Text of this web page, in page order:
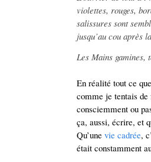
violettes, rouges,
salissures sont
jusqu’au cou après
Les Mains gamines,
En réalité tout ce
comme je tentais
consciemment ou
ça, aussi, écrire, et
Qu’une vie cadrée,
était constamment